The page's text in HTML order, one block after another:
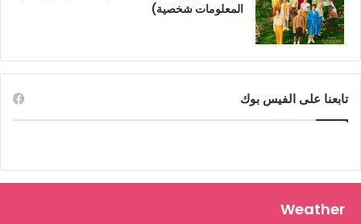
المعلومات شخصية)
تابعنا على الفيس بوك
Weather